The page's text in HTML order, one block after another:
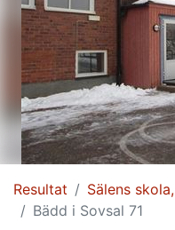
Resultat
Sälens
Bädd i Sovsal 71